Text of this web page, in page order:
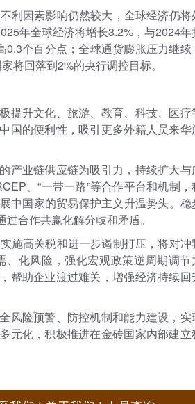
利因素影响仍然较大，全球经济仍将
年全球经济将增长3.2%，与2024年
个百分点；全球通货膨胀压力继续
将回落到2%的央行调控目标。
提升文化、旅游、教育、科技、医疗
国的便利性，吸引更多外籍人员来华
产业链供应链为吸引力，持续扩大与
、“一带一路”等合作平台和机制，
中国家的贸易保护主义升温势头。稳
合作共赢化解分歧和矛盾。
施高关税和进一步遏制打压，将对冲
化风险，强化宏观政策逆周期调节
帮助企业渡过难关，增强经济持续回
风险预警、防控机制和能力建设，实
元化，积极推进在金砖国家内部建立